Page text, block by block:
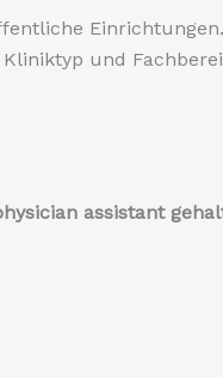
und
assistant